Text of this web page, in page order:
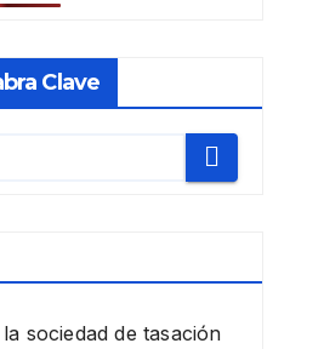
Clave
sociedad de tasación